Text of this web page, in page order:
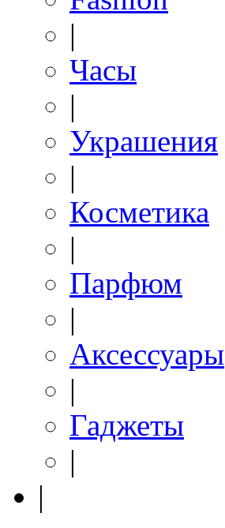
|
Часы
|
Украшения
|
Косметика
|
Парфюм
|
Аксессуары
|
Гаджеты
|
|